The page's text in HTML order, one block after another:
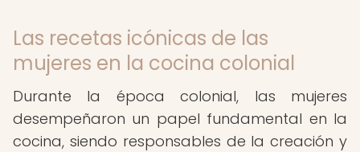
Las recetas icónicas de las
mujeres en la cocina colonial
Durante la época colonial, las mujeres
desempeñaron un papel fundamental en la
cocina, siendo responsables de la creación y